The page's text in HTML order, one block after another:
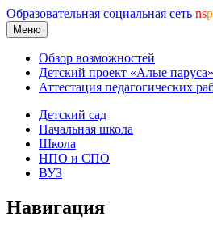
Образовательная социальная сеть ns
Меню
Обзор возможностей
Детский проект «Алые паруса»
Аттестация педагогических
Детский сад
Начальная школа
Школа
НПО и СПО
ВУЗ
Навигация